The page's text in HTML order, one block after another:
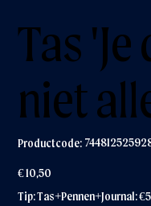
Tas
niet
Productcode: Productcode
7448125259287
Prijs
€ 10,50
Tip: Tas+Pennen+Journal: